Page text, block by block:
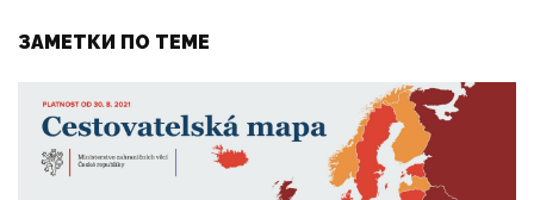
ЗАМЕТКИ ПО ТЕМЕ